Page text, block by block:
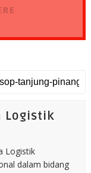
Logistik
Logistik
dalam bidang